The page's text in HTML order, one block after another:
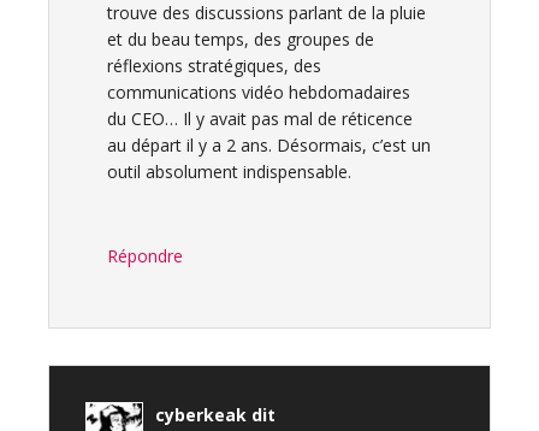
trouve des discussions parlant de la pluie
et du beau temps, des groupes de
réflexions stratégiques, des
communications vidéo hebdomadaires
du CEO… Il y avait pas mal de réticence
au départ il y a 2 ans. Désormais, c’est un
outil absolument indispensable.
Répondre
cyberkeak dit